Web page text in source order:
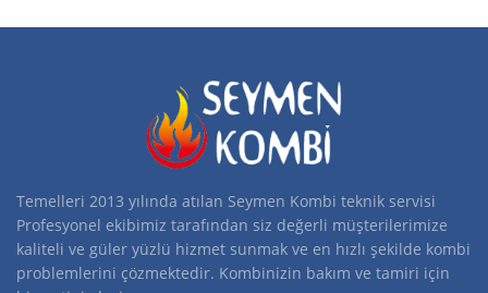
Temelleri 2013 yılında atılan Seymen Kombi teknik servisi
Profesyonel ekibimiz tarafından siz değerli müşterilerimize
kaliteli ve güler yüzlü hizmet sunmak ve en hızlı şekilde kombi
problemlerini çözmektedir. Kombinizin bakım ve tamiri için